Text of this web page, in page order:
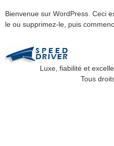
Bienvenue sur WordPress. Ceci
le ou supprimez-le, puis
Luxe, fiabilité et
Tous